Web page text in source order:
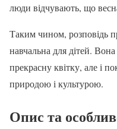
люди відчувають, що
Таким чином, розповідь
навчальна для дітей.
прекрасну квітку, але і
природою і культурою.
Опис та